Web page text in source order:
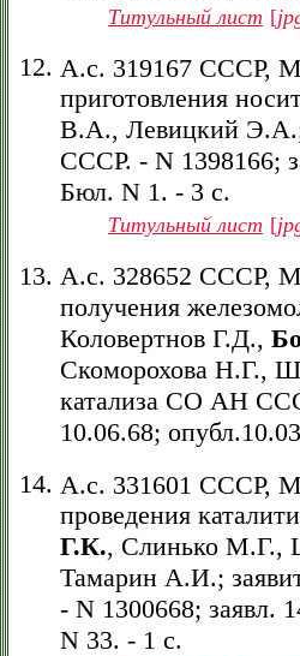
Титульный лист [
А.с. 319167 СССР,
приготовления
В.А., Левицкий
СССР. - N 1398166;
Бюл. N 1. - 3 с.
Титульный лист [
А.с. 328652 СССР,
получения
Коловертнов Г.Д.,
Скоморохова Н.Г.,
катализа СО АН
10.06.68;
А.с. 331601 СССР,
проведения
Г.К., Слинько М.Г.,
Тамарин А.И.;
- N 1300668; заявл.
N 33. - 1 с.